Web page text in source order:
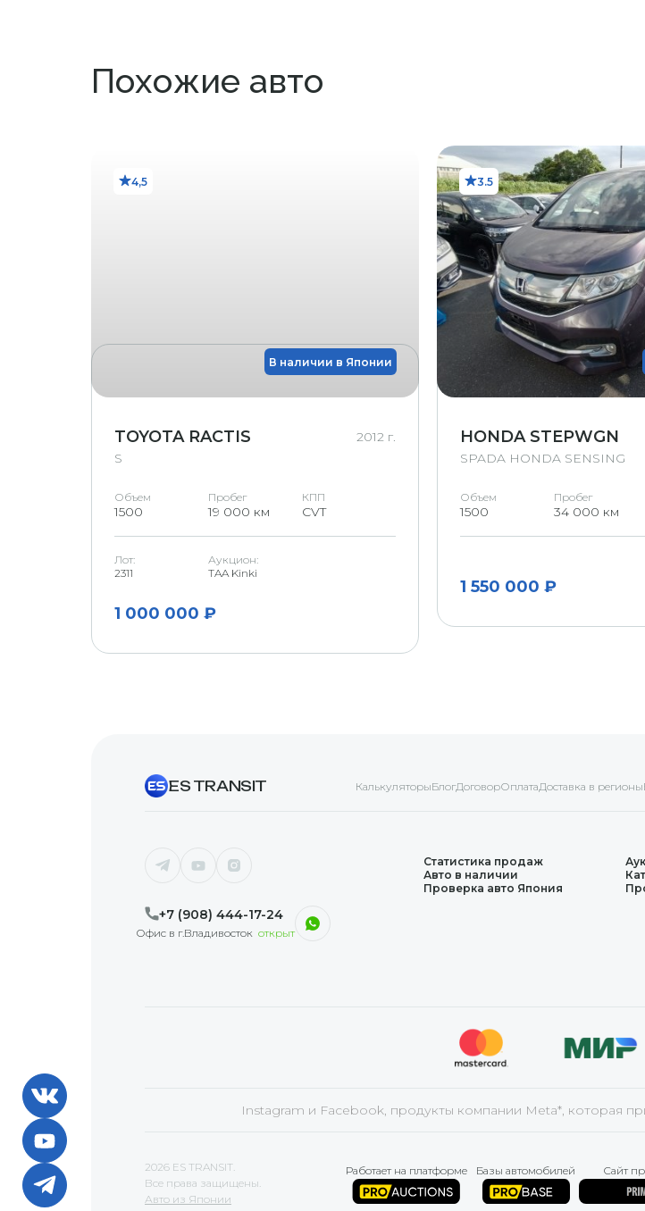
Трещина
Большая трещина
Маленькая трещина на ветровом
стекле (приблизительно 1 см)
Восстановленная трещина на
ветровом стекле
Восстановленная трещина на
ветровом стекле (требует замены)
Трещина на ветровом стекле (требует
Похожие авто
4,5
В наличии в Японии
TOYOTA RACTIS
S
2012 г.
Объем
1500
Пробег
19 000 км
КПП
CVT
Лот:
2311
Аукцион:
TAA Kinki
1 000 000 ₽
3.5
HONDA STEPWGN
SPADA HONDA SENSING
Объем
1500
Пробег
34 000 км
1 550 000 ₽
ES TRANSIT КалькуляторыБлогДоговорОплатаДоставка в регионы
+7 (908) 444-17-24
Офис в г.Владивосток открыт
Статистика продаж
Авто в наличии
Проверка авто Япония
Instagram и Facebook, продукты компании Meta*, которая
2026 ES TRANSIT.
Все права защищены.
Авто из Японии
Работает на платформе Базы автомобилей
Сайт